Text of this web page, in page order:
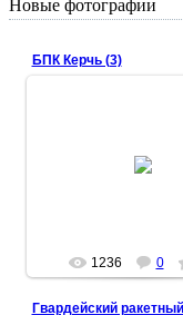
Новые фотографии
БПК Керчь (3)
1236 0